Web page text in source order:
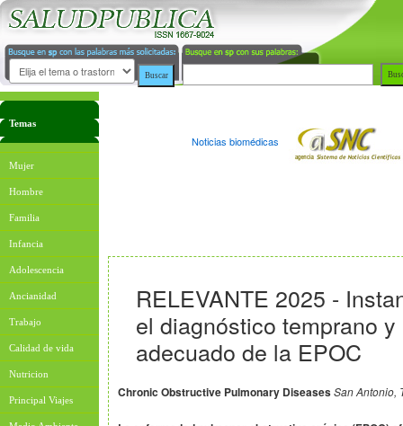
Temas
Mujer
Hombre
Familia
Infancia
Adolescencia
Ancianidad
Trabajo
Calidad de vida
Nutricion
Principal Viajes
Noticias biomédicas
RELEVANTE 2025 -
el diagnóstico temprano
adecuado de la EPOC
Chronic Obstructive Pulmonary DiseasesSan Antonio,